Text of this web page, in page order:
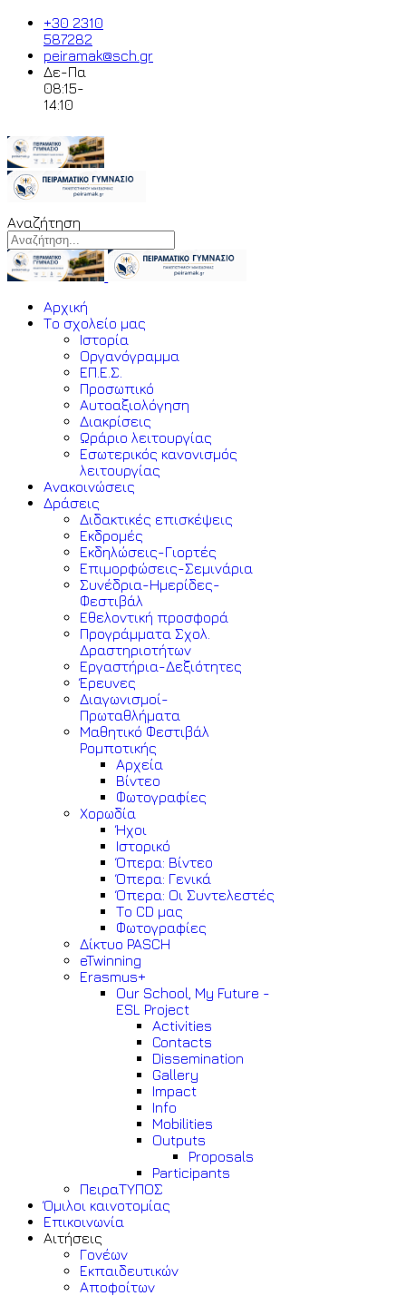
+30 2310
587282
peiramak@sch.gr
Δε-Πα
08:15-
14:10
Αναζήτηση
Αρχική
Το σχολείο μας
Ιστορία
Οργανόγραμμα
ΕΠ.Ε.Σ.
Προσωπικό
Αυτοαξιολόγηση
Διακρίσεις
Ωράριο λειτουργίας
Εσωτερικός κανονισμός
λειτουργίας
Ανακοινώσεις
Δράσεις
Διδακτικές επισκέψεις
Εκδρομές
Εκδηλώσεις-Γιορτές
Επιμορφώσεις-Σεμινάρια
Συνέδρια-Ημερίδες-
Φεστιβάλ
Εθελοντική προσφορά
Προγράμματα Σχολ.
Δραστηριοτήτων
Εργαστήρια-Δεξιότητες
Έρευνες
Διαγωνισμοί-
Πρωταθλήματα
Μαθητικό Φεστιβάλ
Ρομποτικής
Αρχεία
Βίντεο
Φωτογραφίες
Χορωδία
Ήχοι
Ιστορικό
Όπερα: Βίντεο
Όπερα: Γενικά
Όπερα: Οι Συντελεστές
Το CD μας
Φωτογραφίες
Δίκτυο PASCH
eTwinning
Erasmus+
Our School, My Future -
ESL Project
Activities
Contacts
Dissemination
Gallery
Impact
Info
Mobilities
Outputs
Proposals
Participants
ΠειραΤΥΠΟΣ
Όμιλοι καινοτομίας
Επικοινωνία
Αιτήσεις
Γονέων
Εκπαιδευτικών
Αποφοίτων